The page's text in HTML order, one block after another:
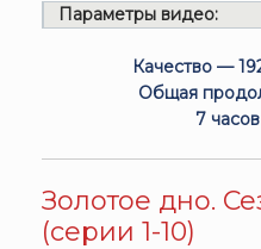
Параметры видео:
Качество —
Общая
7
Золотое дно.
(серии 1-10)